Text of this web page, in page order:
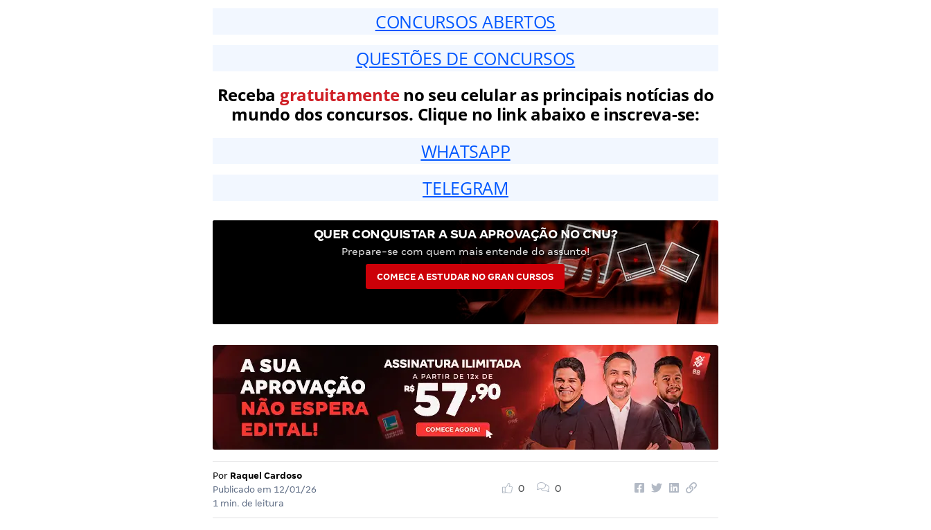
CONCURSOS ABERTOS
QUESTÕES DE CONCURSOS
Receba gratuitamenteno seu celular as principais notícias do
mundo dos concursos. Clique no link abaixo e inscreva-se:
WHATSAPP
TELEGRAM
QUER CONQUISTAR A SUA APROVAÇÃO NO CNU?
Prepare-se com quem mais entende do assunto!
COMECE A ESTUDAR NO GRAN CURSOS
Por Raquel Cardoso
Publicado em 12/01/26
1 min. de leitura
0 0